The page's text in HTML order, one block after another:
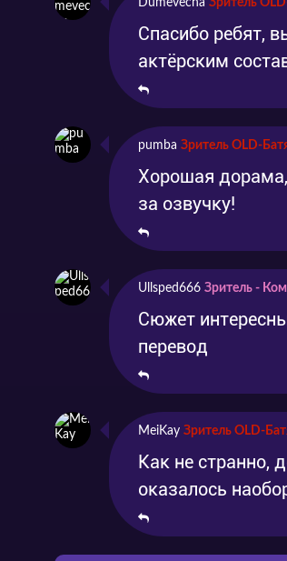
Dumevecha Зритель
Спасибо ребят,
актёрским
pumba Зритель OLD-
Хорошая дорама,
за озвучку!
Ullsped666 Зритель -
Сюжет
перевод
MeiKay Зритель OLD-
Как не странно,
оказалось